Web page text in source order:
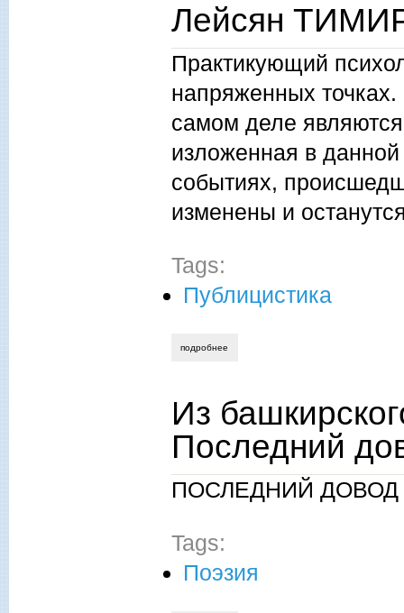
Лейсян
Практикующий
напряженных
самом деле
изложенная в
событиях,
изменены и
Tags:
Публицистика
подробнее
Из
Последний
ПОСЛЕДНИЙ ДОВОД
Tags:
Поэзия